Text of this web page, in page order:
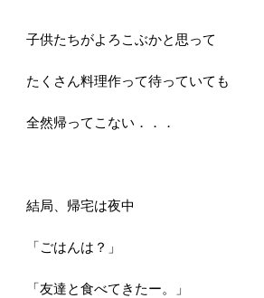
子供たちがよろこぶかと思って
たくさん料理作って待っていても
全然帰ってこない．．．
結局、帰宅は夜中
「ごはんは？」
「友達と食べてきたー。」